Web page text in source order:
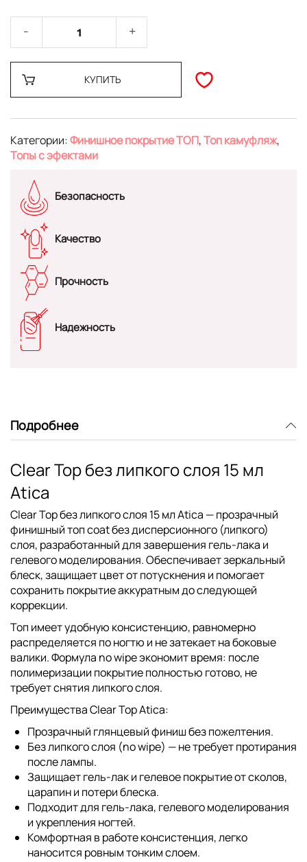
КУПИТЬ
Категории:Финишное покрытие ТОП,Топ камуфляж,
Топы с эфектами
Безопасность
Качество
Прочность
Надежность
Подробнее
Clear Top без липкого слоя 15 мл
Atica
Clear Top без липкого слоя 15 мл Atica — прозрачный
финишный топ coat без дисперсионного (липкого)
слоя, разработанный для завершения гель-лака и
гелевого моделирования. Обеспечивает зеркальный
блеск, защищает цвет от потускнения и помогает
сохранить покрытие аккуратным до следующей
коррекции.
Топ имеет удобную консистенцию, равномерно
распределяется по ногтю и не затекает на боковые
валики. Формула no wipe экономит время: после
полимеризации покрытие полностью готово, не
требует снятия липкого слоя.
Преимущества Clear Top Atica:
Прозрачный глянцевый финиш без пожелтения.
Без липкого слоя (no wipe) — не требует протирания
после лампы.
Защищает гель-лак и гелевое покрытие от сколов,
царапин и потери блеска.
Подходит для гель-лака, гелевого моделирования
и укрепления ногтей.
Комфортная в работе консистенция, легко
наносится ровным тонким слоем.